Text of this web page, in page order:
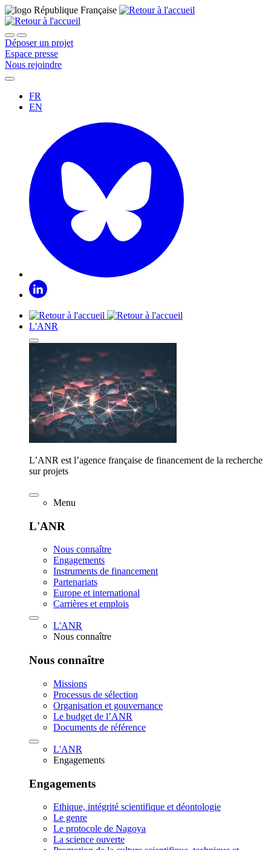
Déposer un projet
Espace presse
Nous rejoindre
FR
EN
L'ANR
L’ANR est l’agence française de financement de la recherche
sur projets
Menu
L'ANR
Nous connaître
Engagements
Instruments de financement
Partenariats
Europe et international
Carrières et emplois
L'ANR
Nous connaître
Nous connaître
Missions
Processus de sélection
Organisation et gouvernance
Le budget de l’ANR
Documents de référence
L'ANR
Engagements
Engagements
Ethique, intégrité scientifique et déontologie
Le genre
Le protocole de Nagoya
La science ouverte